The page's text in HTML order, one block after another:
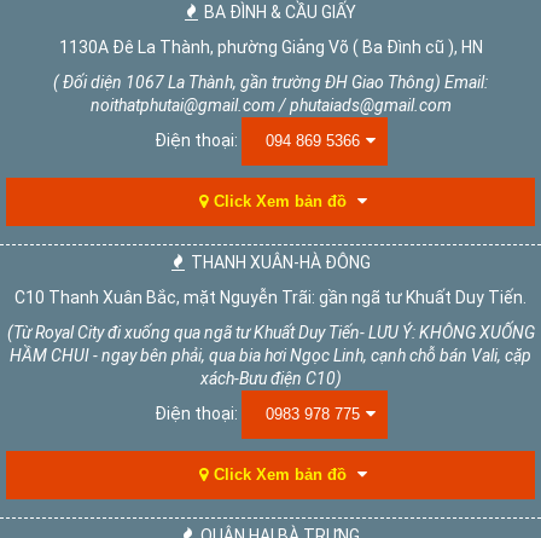
BA ĐÌNH & CẦU GIẤY
1130A Đê La Thành, phường Giảng Võ ( Ba Đình cũ ), HN
( Đối diện 1067 La Thành, gần trường ĐH Giao Thông) Email:
noithatphutai@gmail.com / phutaiads@gmail.com
Điện thoại:
094 869 5366
Click Xem bản đồ
THANH XUÂN-HÀ ĐÔNG
C10 Thanh Xuân Bắc, mặt Nguyễn Trãi: gần ngã tư Khuất Duy Tiến.
(Từ Royal City đi xuống qua ngã tư Khuất Duy Tiến- LƯU Ý: KHÔNG XUỐNG
HẦM CHUI - ngay bên phải, qua bia hơi Ngọc Linh, cạnh chỗ bán Vali, cặp
xách-Bưu điện C10)
Điện thoại:
0983 978 775
Click Xem bản đồ